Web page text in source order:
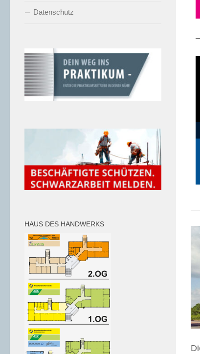
Datenschutz
HAUS DES HANDWERKS